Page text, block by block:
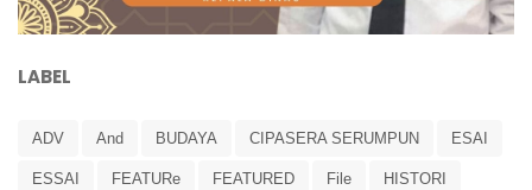
LABEL
ADV And BUDAYA CIPASERA SERUMPUN ESAI
ESSAI FEATURe FEATURED File HISTORI